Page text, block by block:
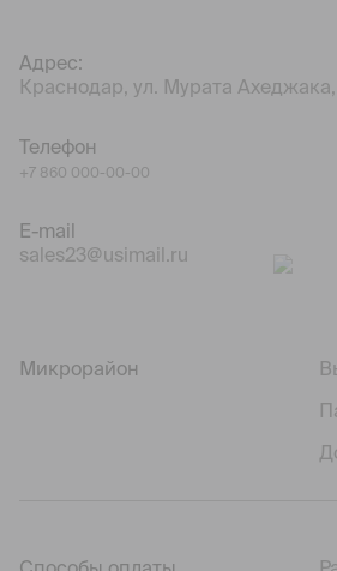
Адрес:
Краснодар, ул. Мурата
Телефон
+7 860 000-00-00
E-mail
sales23@usimail.ru
Микрорайон